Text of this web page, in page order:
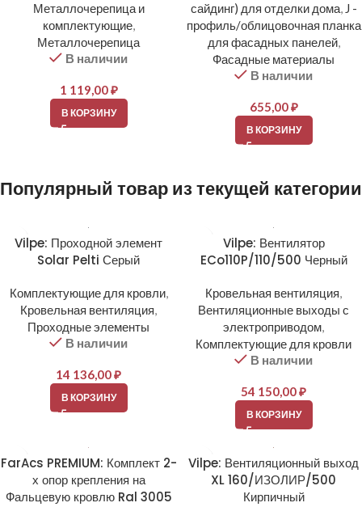
Металлочерепица и
комплектующие,
Металлочерепица
В наличии
1 119,00₽
В КОРЗИНУ
сайдинг) для отделки дома, J -
профиль/облицовочная планка
для фасадных панелей,
Фасадные материалы
В наличии
655,00₽
В КОРЗИНУ
Популярный товар из текущей категории
Vilpe: Проходной элемент
Solar Pelti Серый
Комплектующие для кровли,
Кровельная вентиляция,
Проходные элементы
В наличии
14 136,00₽
В КОРЗИНУ
Vilpe: Вентилятор
ECo110P/110/500 Черный
Кровельная вентиляция,
Вентиляционные выходы с
электроприводом,
Комплектующие для кровли
В наличии
54 150,00₽
В КОРЗИНУ
FarAcs PREMIUM: Комплект 2-
х опор крепления на
Фальцевую кровлю Ral 3005
Vilpe: Вентиляционный выход
XL 160/ИЗОЛИР/500
Кирпичный